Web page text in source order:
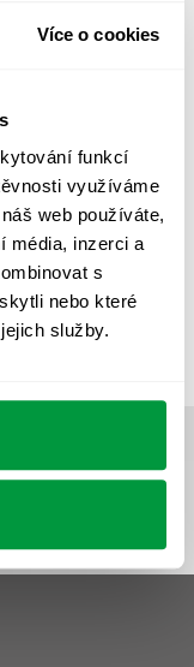
Více o cookies
funkcí
využíváme
web používáte,
média, inzerci a
s
nebo které
služby.